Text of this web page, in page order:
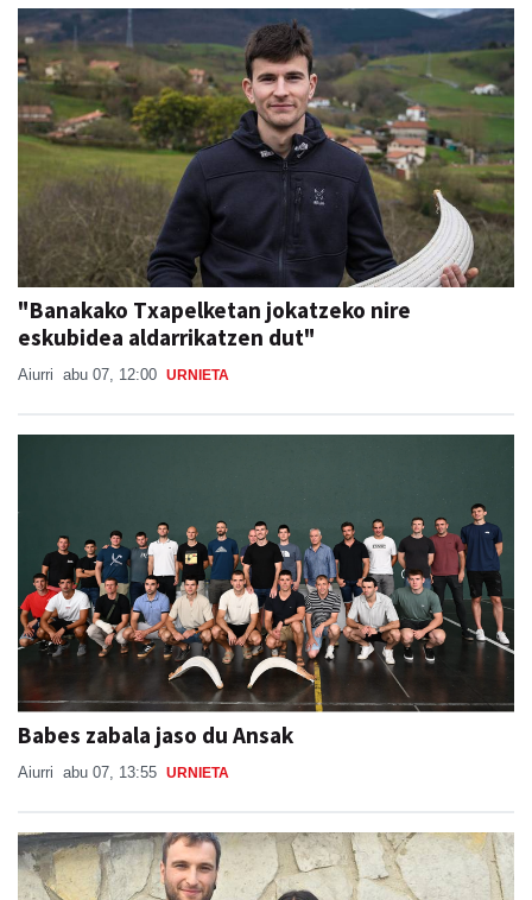
"Banakako Txapelketan jokatzeko nire
eskubidea aldarrikatzen dut"
Aiurri abu 07, 12:00 URNIETA
Babes zabala jaso du Ansak
Aiurri abu 07, 13:55 URNIETA